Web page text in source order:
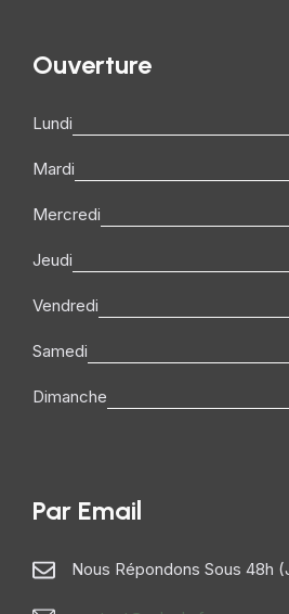
Ouverture
Lundi
Mardi
Mercredi
Jeudi
Vendredi
Samedi
Dimanche
Par Email
Nous Répondons Sous 48h